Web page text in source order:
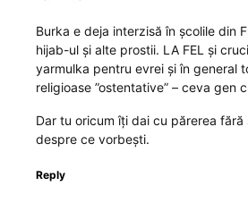
Burka e deja interzisă în școlile din
hijab-ul și alte prostii. LA FEL și
yarmulka pentru evrei și în general
religioase ”ostentative” – ceva gen
Dar tu oricum îți dai cu părerea
despre ce vorbești.
Reply